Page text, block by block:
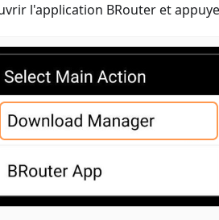
l'application BRouter et